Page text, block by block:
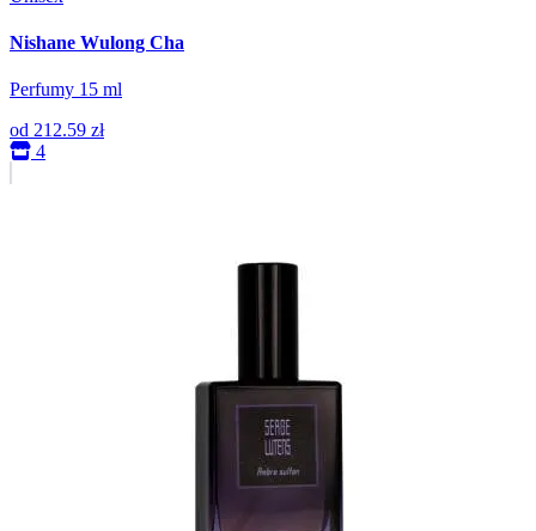
Nishane Wulong Cha
Perfumy 15 ml
od 212.59 zł
4